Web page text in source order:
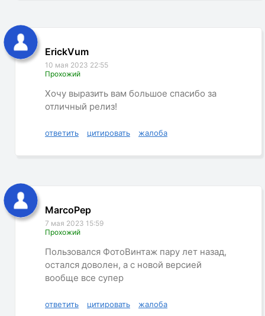
ErickVum
10 мая 2023 22:55
Прохожий
Хочу выразить вам большое спасибо за
отличный релиз!
ответить цитировать жалоба
MarcoPep
7 мая 2023 15:59
Прохожий
Пользовался ФотоВинтаж пару лет назад,
остался доволен, а с новой версией
вообще все супер
ответить цитировать жалоба